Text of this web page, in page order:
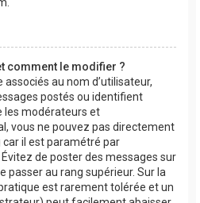
comment le modifier ?
associés au nom d’utilisateur,
postés ou identifient
les modérateurs et
vous ne pouvez pas directement
car il est paramétré par
de poster des messages sur
passer au rang supérieur. Sur la
est rarement tolérée et un